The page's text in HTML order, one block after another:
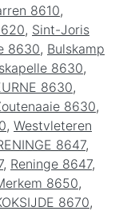
8610,
, Sint-Joris
8630, Bulskamp
8630,
8630,
8630,
, Westvleteren
8647,
, Reninge 8647,
8650,
8670,